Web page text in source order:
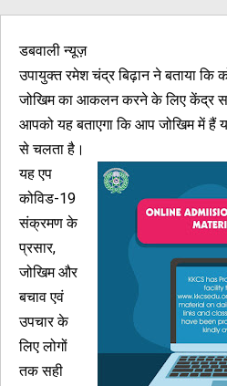
डबवाली न्यूज़
उपायुक्त रमेश चंद्र बिढ़ान ने बताया
जोखिम का आकलन करने के लिए केंद्र
आपको यह बताएगा कि आप जोखिम में हैं
से चलता है।
यह एप
कोविड-19
संक्रमण के
प्रसार,
जोखिम और
बचाव एवं
उपचार के
लिए लोगों
तक सही